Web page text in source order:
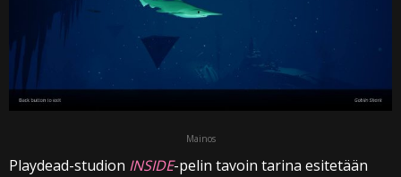
Mainos
Playdead-studion INSIDE-pelin tavoin tarina esitetään